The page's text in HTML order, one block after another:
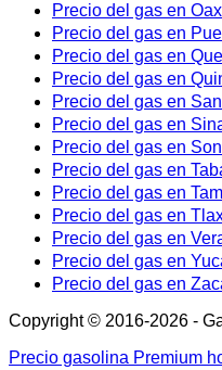
Precio del gas en
Precio del gas en
Precio del gas en
Precio del gas en
Precio del gas en
Precio del gas en
Precio del gas en
Precio del gas en
Precio del gas en
Precio del gas en
Precio del gas en
Precio del gas en
Precio del gas en
Copyright © 2016-2026 -
Precio gasolina Premium